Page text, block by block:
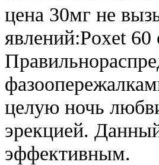
цена 30мг не
явлений:Poxet 60
целую ночь
эрекцией.
эффективным.